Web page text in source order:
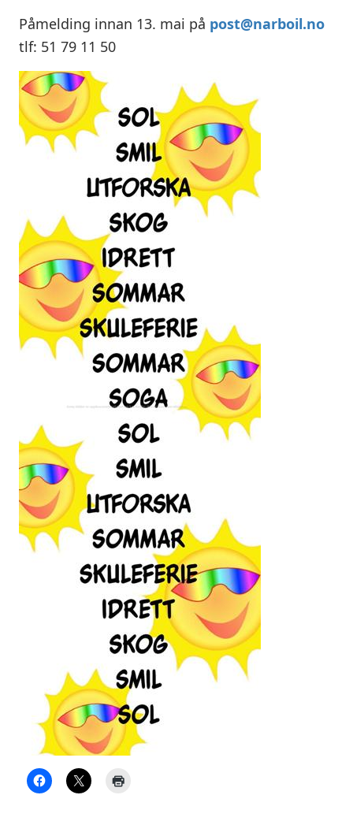
Påmelding innan 13. mai på post@narboil.no
tlf: 51 79 11 50